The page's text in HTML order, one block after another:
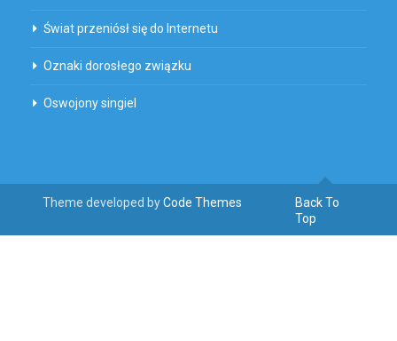
Świat przeniósł się do Internetu
Oznaki dorosłego związku
Oswojony singiel
Theme developed byCode Themes
Back To
Top